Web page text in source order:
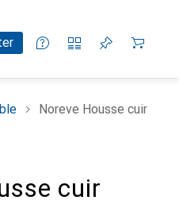
Noreve Housse cuir
cuir